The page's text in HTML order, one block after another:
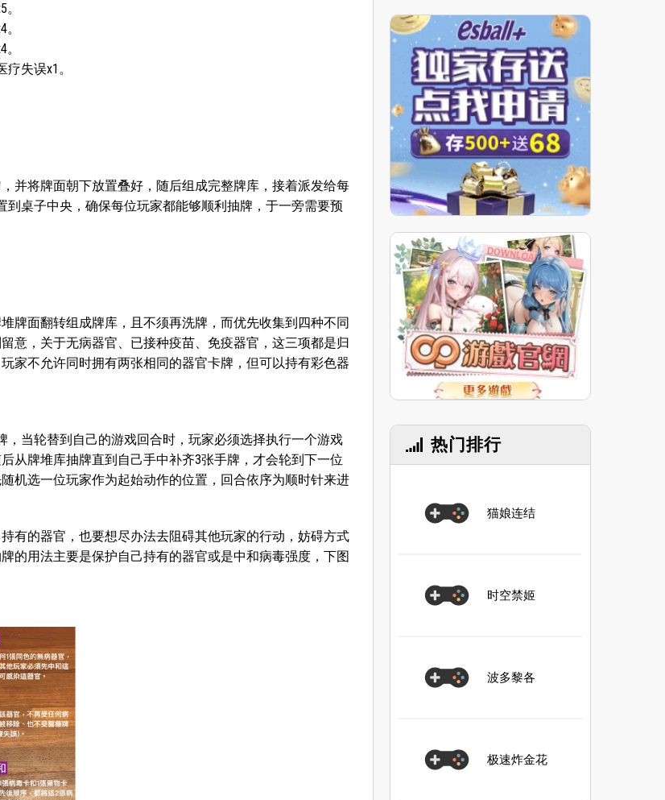
失误x1。
并将牌面朝下放置叠好，随后组成完整牌库，接着派发给每
桌子中央，确保每位玩家都能够顺利抽牌，于一旁需要预
牌面翻转组成牌库，且不须再洗牌，而优先收集到四种不同
意，关于无病器官、已接种疫苗、免疫器官，这三项都是归
家不允许同时拥有两张相同的器官卡牌，但可以持有彩色器
当轮替到自己的游戏回合时，玩家必须选择执行一个游戏
从牌堆库抽牌直到自己手中补齐3张手牌，才会轮到下一位
机选一位玩家作为起始动作的位置，回合依序为顺时针来进
有的器官，也要想尽办法去阻碍其他玩家的行动，妨碍方式
的用法主要是保护自己持有的器官或是中和病毒强度，下图
热门排行
猫娘连结
时空禁姬
波多黎各
极速炸金花